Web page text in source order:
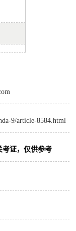
9/article-8584.html
考证，仅供参考